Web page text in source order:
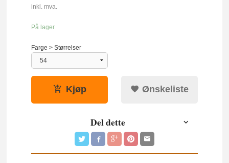
Rabatt
inkl. mva.
På lager
Farge > Størrelser
Kjøp Ønskeliste
Del dette